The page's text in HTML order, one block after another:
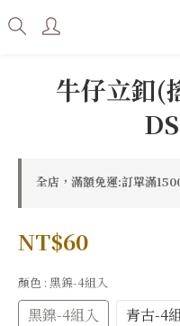
牛仔立釦(
全店，滿額免運:訂單滿
NT$60
顏色 : 黑鎳-4組入
黑鎳-4組入 青古-4